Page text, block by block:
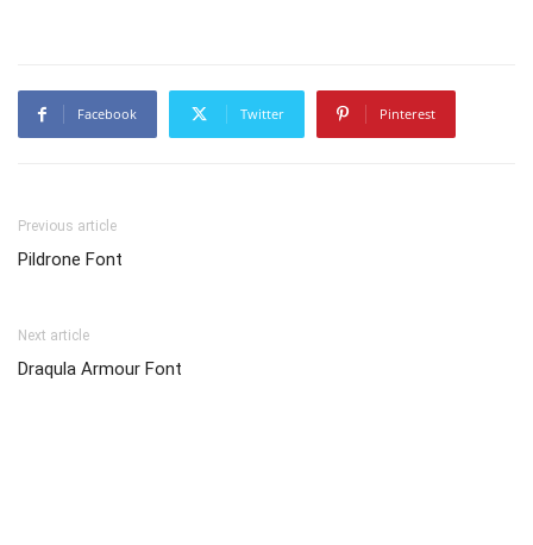
Facebook Twitter Pinterest
Previous article
Pildrone Font
Next article
Draqula Armour Font